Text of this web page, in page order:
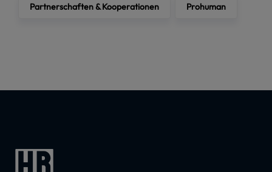
Partnerschaften & Kooperationen Prohuman